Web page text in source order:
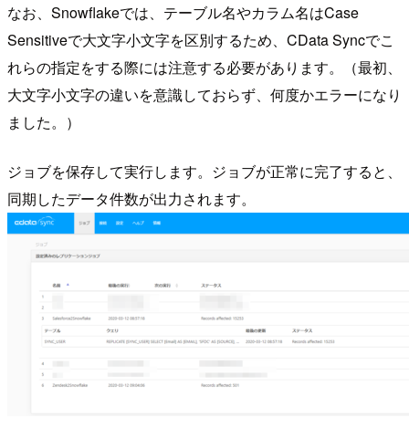
なお、Snowflakeでは、テーブル名やカラム名はCase
Sensitiveで大文字小文字を区別するため、CData Syncでこ
れらの指定をする際には注意する必要があります。（最初、
大文字小文字の違いを意識しておらず、何度かエラーになり
ました。）
ジョブを保存して実行します。ジョブが正常に完了すると、
同期したデータ件数が出力されます。